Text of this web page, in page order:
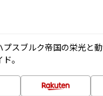
プスブルク帝国の栄光と
。